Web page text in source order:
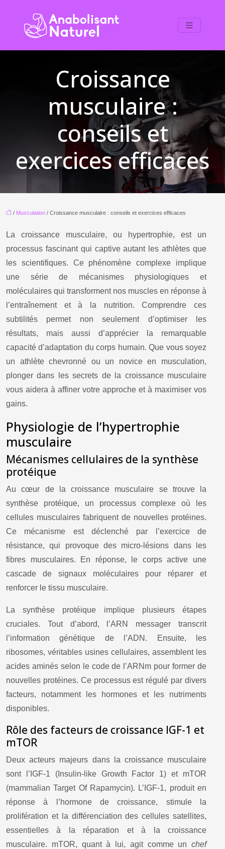
Croissance
musculaire :
conseils et
exercices efficaces
/ Musculation / Croissance musculaire : conseils et exercices efficaces
La croissance musculaire, ou hypertrophie, est un
processus fascinant qui captive autant les athlètes que
les scientifiques. Ce phénomène complexe implique
une série de mécanismes physiologiques et
moléculaires qui transforment nos muscles en réponse à
l’entraînement et à la nutrition. Comprendre ces
subtilités permet non seulement d’optimiser les
résultats, mais aussi d’apprécier la remarquable
capacité d’adaptation du corps humain. Que vous soyez
un athlète chevronné ou un novice en musculation,
plonger dans les secrets de la croissance musculaire
vous aidera à affiner votre approche et à maximiser vos
gains.
Physiologie de l’hypertrophie
musculaire
Mécanismes cellulaires de la synthèse
protéique
Au cœur de la croissance musculaire se trouve la
synthèse protéique, un processus complexe où les
cellules musculaires fabriquent de nouvelles protéines.
Ce mécanisme est déclenché par l’exercice de
résistance, qui provoque des micro-lésions dans les
fibres musculaires. En réponse, le corps active une
cascade de signaux moléculaires pour réparer et
renforcer le tissu musculaire.
La synthèse protéique implique plusieurs étapes
cruciales. Tout d’abord, l’ARN messager transcrit
l’information génétique de l’ADN. Ensuite, les
ribosomes, véritables usines cellulaires, assemblent les
acides aminés selon le code de l’ARNm pour former de
nouvelles protéines. Ce processus est régulé par divers
facteurs, notamment les hormones et les nutriments
disponibles.
Rôle des facteurs de croissance IGF-1 et
mTOR
Deux acteurs majeurs dans la croissance musculaire
sont l’IGF-1 (Insulin-like Growth Factor 1) et mTOR
(mammalian Target Of Rapamycin). L’IGF-1, produit en
réponse à l’hormone de croissance, stimule la
prolifération et la différenciation des cellules satellites,
essentielles à la réparation et à la croissance
musculaire. mTOR, quant à lui, agit comme un chef